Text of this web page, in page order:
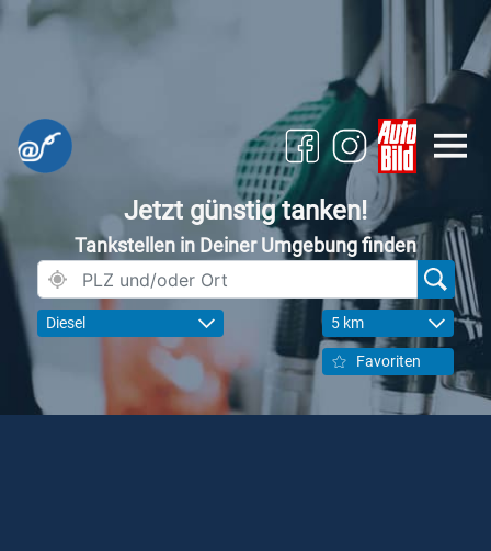
Jetzt günstig tanken!
Tankstellen in Deiner Umgebung finden
Diesel 5 km
Favoriten